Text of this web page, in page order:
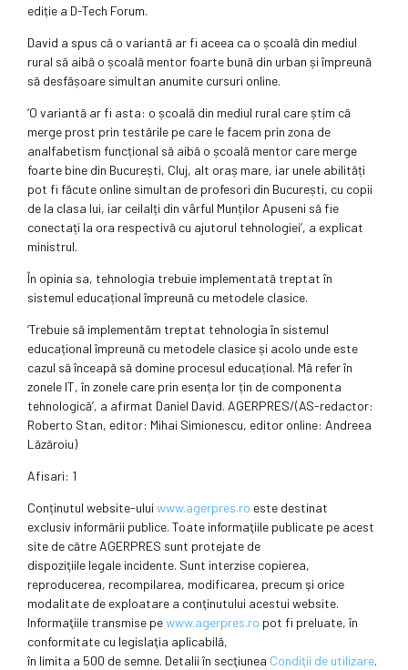
ediție a D-Tech Forum.
David a spus că o variantă ar fi aceea ca o școală din mediul
rural să aibă o școală mentor foarte bună din urban și împreună
să desfășoare simultan anumite cursuri online.
‘O variantă ar fi asta: o școală din mediul rural care știm că
merge prost prin testările pe care le facem prin zona de
analfabetism funcțional să aibă o școală mentor care merge
foarte bine din București, Cluj, alt oraș mare, iar unele abilități
pot fi făcute online simultan de profesori din București, cu copii
de la clasa lui, iar ceilalți din vârful Munților Apuseni să fie
conectați la ora respectivă cu ajutorul tehnologiei’, a explicat
ministrul.
În opinia sa, tehnologia trebuie implementată treptat în
sistemul educațional împreună cu metodele clasice.
‘Trebuie să implementăm treptat tehnologia în sistemul
educațional împreună cu metodele clasice și acolo unde este
cazul să înceapă să domine procesul educațional. Mă refer în
zonele IT, în zonele care prin esența lor țin de componenta
tehnologică’, a afirmat Daniel David. AGERPRES/(AS-redactor:
Roberto Stan, editor: Mihai Simionescu, editor online: Andreea
Lăzăroiu)
Afisari: 1
Conținutul website-ului www.agerpres.ro este destinat
exclusiv informării publice. Toate informaţiile publicate pe acest
site de către AGERPRES sunt protejate de
dispoziţiile legale incidente. Sunt interzise copierea,
reproducerea, recompilarea, modificarea, precum şi orice
modalitate de exploatare a conţinutului acestui website.
Informaţiile transmise pewww.agerpres.ro pot fi preluate, în
conformitate cu legislaţia aplicabilă,
în limita a 500 de semne. Detalii în secţiunea Condiţii de utilizare.